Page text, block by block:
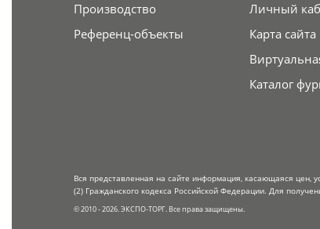
Производство
Референц-объекты
Личный
Карта сайта
Каталог
Вся представленная на сайте информация, касающаяся цен,
(2) Гражданского кодекса Российской Федерации. Для
© 2010 - 2026. ЭКСПО-ТОРГ. Все права защищены.